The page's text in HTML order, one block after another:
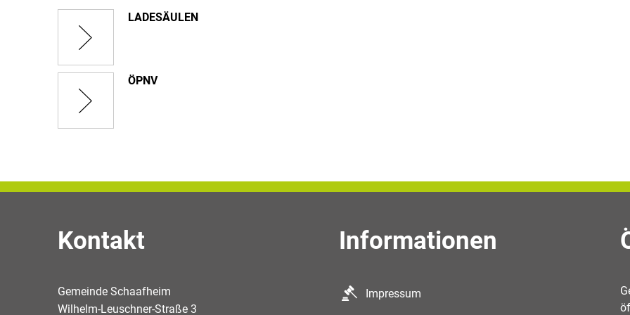
LADESÄULEN
ÖPNV
Kontakt
Gemeinde Schaafheim
Wilhelm-Leuschner-Straße 3
Informationen
Impressum